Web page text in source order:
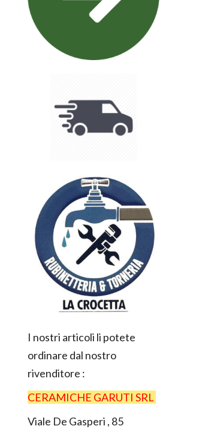
I nostri articoli li potete
ordinare dal nostro
rivenditore :
CERAMICHE GARUTI SRL
Viale De Gasperi , 85